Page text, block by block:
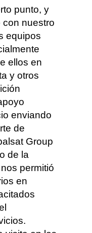
punto, y
con nuestro
equipos
ellos en
y otros
enviando
de
Group
de la
permitió
en